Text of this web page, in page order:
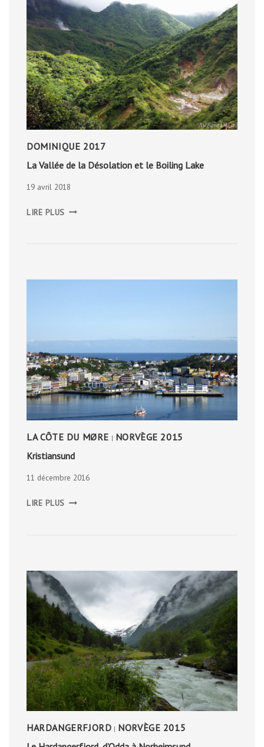
DOMINIQUE 2017
La Vallée de la Désolation et le Boiling Lake
19 avril 2018
LIRE PLUS VALLÉE
LAKE
LA CÔTE DU MØRE | NORVÈGE 2015
Kristiansund
11 décembre 2016
LIRE PLUS
HARDANGERFJORD | NORVÈGE 2015